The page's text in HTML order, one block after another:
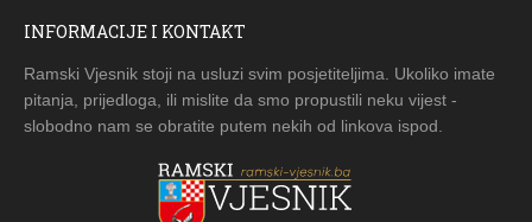
INFORMACIJE I KONTAKT
Ramski Vjesnik stoji na usluzi svim posjetiteljima. Ukoliko imate
pitanja, prijedloga, ili mislite da smo propustili neku vijest -
slobodno nam se obratite putem nekih od linkova ispod.